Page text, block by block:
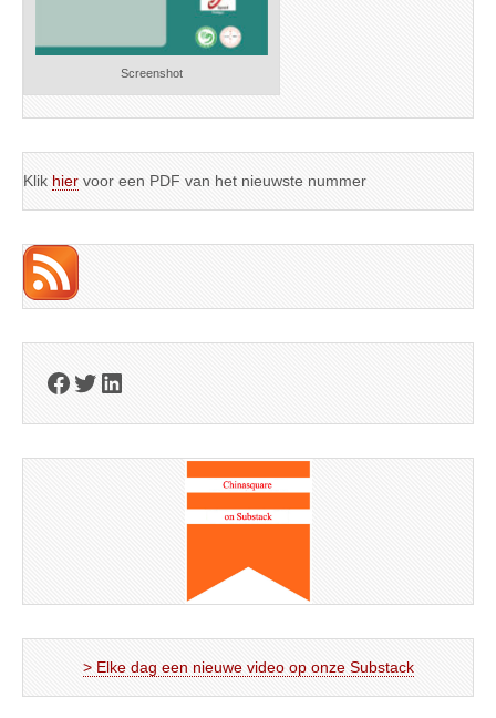
Screenshot
Klik hier voor een PDF van het nieuwste nummer
Facebook
Twitter
LinkedIn
> Elke dag een nieuwe video op onze Substack